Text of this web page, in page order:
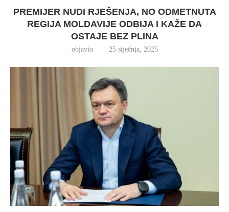
PREMIJER NUDI RJEŠENJA, NO ODMETNUTA
REGIJA MOLDAVIJE ODBIJA I KAŽE DA
OSTAJE BEZ PLINA
objavio 25 siječnja, 2025